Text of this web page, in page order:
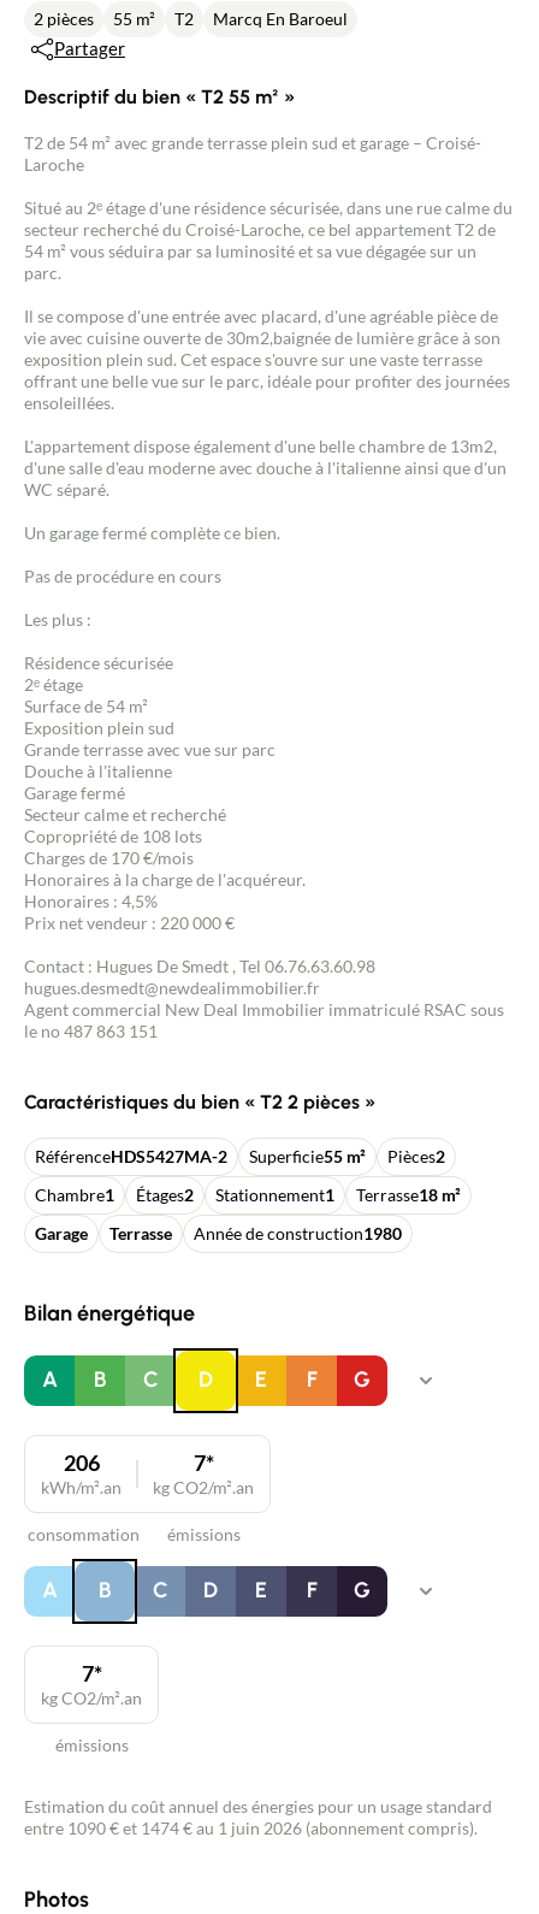
2 pièces 55 m² T2 Marcq En Baroeul
Partager
Descriptif du bien « T2 55 m² »
T2 de 54 m² avec grande terrasse plein sud et garage – Croisé-
Laroche
Situé au 2ᵉ étage d'une résidence sécurisée, dans une rue calme du
secteur recherché du Croisé-Laroche, ce bel appartement T2 de
54 m² vous séduira par sa luminosité et sa vue dégagée sur un
parc.
Il se compose d'une entrée avec placard, d'une agréable pièce de
vie avec cuisine ouverte de 30m2,baignée de lumière grâce à son
exposition plein sud. Cet espace s'ouvre sur une vaste terrasse
offrant une belle vue sur le parc, idéale pour profiter des journées
ensoleillées.
L'appartement dispose également d'une belle chambre de 13m2,
d'une salle d'eau moderne avec douche à l'italienne ainsi que d'un
WC séparé.
Un garage fermé complète ce bien.
Pas de procédure en cours
Les plus :
Résidence sécurisée
2ᵉ étage
Surface de 54 m²
Exposition plein sud
Grande terrasse avec vue sur parc
Douche à l'italienne
Garage fermé
Secteur calme et recherché
Copropriété de 108 lots
Charges de 170 €/mois
Honoraires à la charge de l'acquéreur.
Honoraires : 4,5%
Prix net vendeur : 220 000 €
Contact : Hugues De Smedt , Tel 06.76.63.60.98
hugues.desmedt@newdealimmobilier.fr
Agent commercial New Deal Immobilier immatriculé RSAC sous
le no 487 863 151
Caractéristiques du bien « T2 2 pièces »
RéférenceHDS5427MA-2 Superficie55 m² Pièces2
Chambre1 Étages2 Stationnement1 Terrasse18 m²
Garage
Terrasse Année de construction1980
Bilan énergétique
A B C D E F G
consommation
206
kWh/m².an
émissions
7*
kg CO2/m².an
A B C D E F G
émissions
7*
kg CO2/m².an
Estimation du coût annuel des énergies pour un usage standard
entre 1090 € et 1474 € au 1 juin 2026 (abonnement compris).
Photos